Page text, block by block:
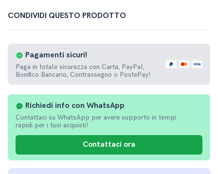
CONDIVIDI QUESTO PRODOTTO
Richiedi info con WhatsApp
Contattaci su WhatsApp per avere supporto in tempi
rapidi per i tuoi acquisti!
Contattaci ora
Pagamenti sicuri!
Paga in totale sicurezza con Carta, PayPal,
Bonifico Bancario, Contrassegno o PostePay!